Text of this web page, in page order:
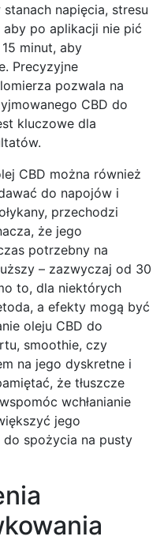
napięcia, stresu
po aplikacji nie pić
minut, aby
Precyzyjne
pozwala na
CBD do
kluczowe dla
CBD można również
do napojów i
przechodzi
że jego
potrzebny na
– zazwyczaj od 30
to, dla niektórych
a efekty mogą być
oleju CBD do
smoothie, czy
na jego dyskretne i
że tłuszcze
wchłanianie
jego
spożycia na pusty